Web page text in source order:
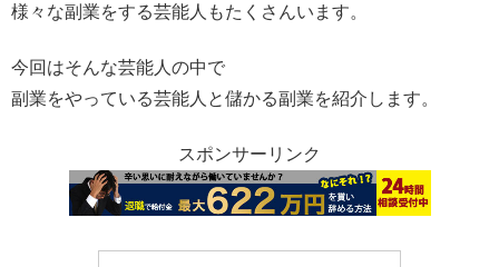
様々な副業をする芸能人もたくさんいます。
今回はそんな芸能人の中で
副業をやっている芸能人と儲かる副業を紹介します。
スポンサーリンク